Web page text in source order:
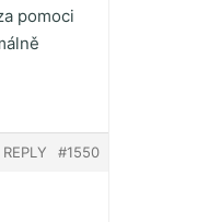
pomoci
#1550
REPLY